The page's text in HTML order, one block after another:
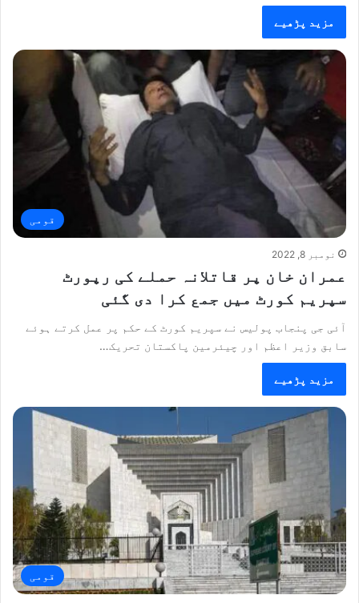
مزید پڑھیے
قومی
نومبر 8, 2022
عمران خان پر قاتلانہ حملے کی رپورٹ
سپریم کورٹ میں جمع کرا دی گئی
آئی جی پنجاب پولیس نے سپریم کورٹ کے حکم پر عمل کرتے ہوئے
سابق وزیر اعظم اور چیئرمین پاکستان تحریک…
مزید پڑھیے
قومی